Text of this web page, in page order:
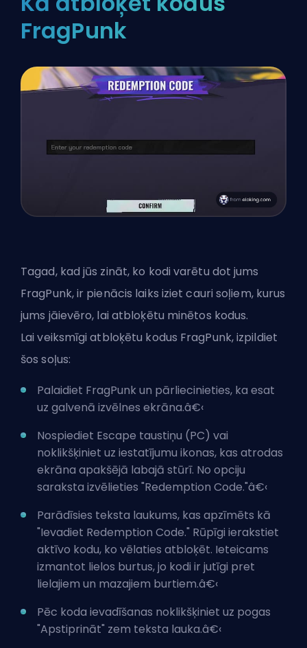
FragPunk
Tagad, kad jūs zināt, ko kodi varētu dot jums
FragPunk, ir pienācis laiks iziet cauri soļiem, kurus
jums jāievēro, lai atbloķētu minētos kodus.
Lai veiksmīgi atbloķētu kodus FragPunk, izpildiet
šos soļus:
Palaidiet FragPunk un pārliecinieties, ka esat
uz galvenā izvēlnes ekrāna.â€‹
Nospiediet Escape taustiņu (PC) vai
noklikšķiniet uz iestatījumu ikonas, kas atrodas
ekrāna apakšējā labajā stūrī. No opciju
saraksta izvēlieties "Redemption Code."â€‹
Parādīsies teksta laukums, kas apzīmēts kā
"Ievadiet Redemption Code." Rūpīgi ierakstiet
aktīvo kodu, ko vēlaties atbloķēt. Ieteicams
izmantot lielos burtus, jo kodi ir jutīgi pret
lielajiem un mazajiem burtiem.â€‹
Pēc koda ievadīšanas noklikšķiniet uz pogas
"Apstiprināt" zem teksta lauka.â€‹